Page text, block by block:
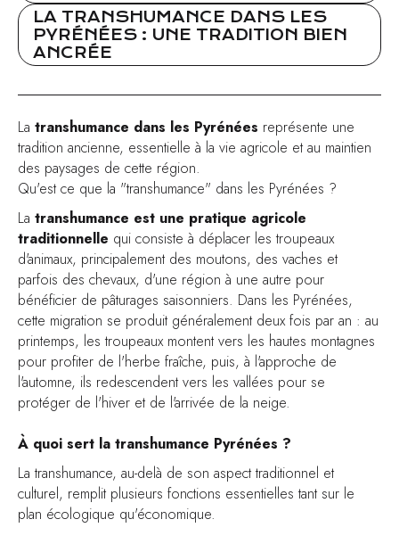
LA TRANSHUMANCE DANS LES
PYRÉNÉES : UNE TRADITION BIEN
ANCRÉE
La transhumance dans les Pyrénées représente une
tradition ancienne, essentielle à la vie agricole et au maintien
des paysages de cette région.
Qu'est ce que la "transhumance" dans les Pyrénées ?
La transhumance est une pratique agricole
traditionnelle qui consiste à déplacer les troupeaux
d'animaux, principalement des moutons, des vaches et
parfois des chevaux, d'une région à une autre pour
bénéficier de pâturages saisonniers. Dans les Pyrénées,
cette migration se produit généralement deux fois par an : au
printemps, les troupeaux montent vers les hautes montagnes
pour profiter de l'herbe fraîche, puis, à l'approche de
l'automne, ils redescendent vers les vallées pour se
protéger de l'hiver et de l'arrivée de la neige.
À quoi sert la transhumance Pyrénées ?
La transhumance, au-delà de son aspect traditionnel et
culturel, remplit plusieurs fonctions essentielles tant sur le
plan écologique qu'économique.